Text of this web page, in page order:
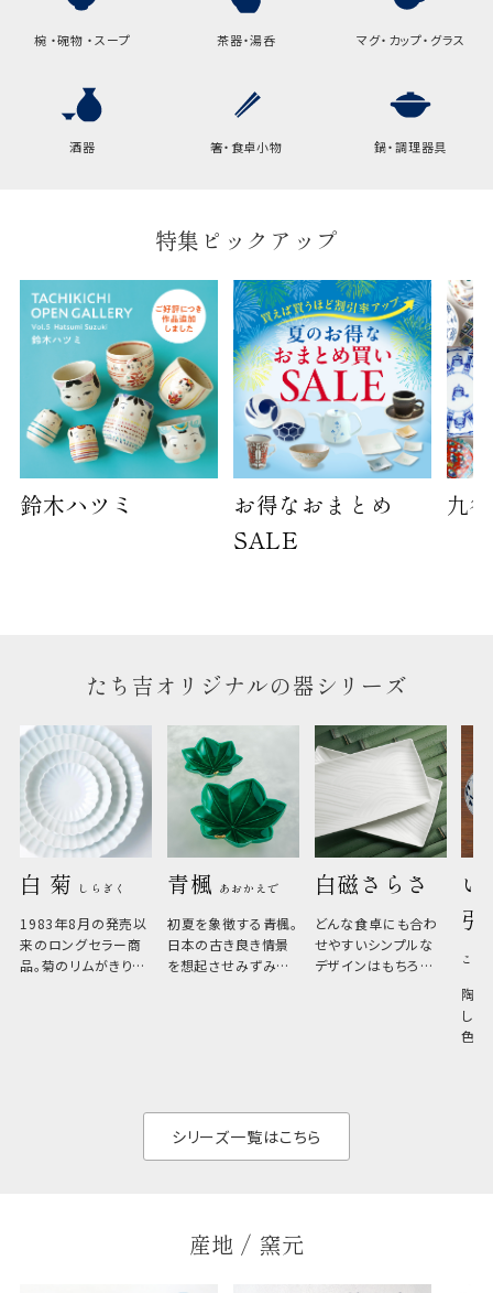
椀 ・碗物 ・スープ 茶器・湯呑 マグ・カップ・グラス
酒器 箸・食卓小物 鍋・調理器具
特集ピックアップ
鈴木ハツミ
お得なおまとめ
SALE
九
たち吉オリジナルの器シリーズ
白 菊 しらぎく
1983年8月の発売以
来のロングセラー商
品。菊のリムがきりっ
青楓 あおかえで
初夏を象徴する青楓。
日本の古き良き情景
を想起させみずみず
白磁さらさ
どんな食卓にも合わ
せやすいシンプルな
デザインはもちろん、
い
こひ
陶器
しい
色の
シリーズ一覧はこちら
産地 / 窯元